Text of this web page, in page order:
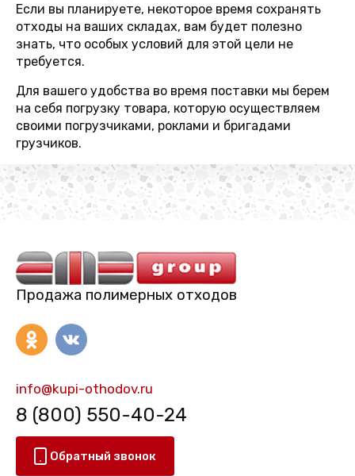
Если вы планируете, некоторое время сохранять
отходы на ваших складах, вам будет полезно
знать, что особых условий для этой цели не
требуется.
Для вашего удобства во время поставки мы берем
на себя погрузку товара, которую осуществляем
своими погрузчиками, роклами и бригадами
грузчиков.
Продажа полимерных отходов
info@kupi-othodov.ru
8 (800) 550-40-24
Обратный звонок